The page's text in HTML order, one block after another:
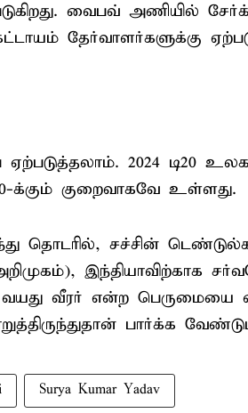
வைபவ் அணியில்
தேர்வாளர்களுக்கு
ஏற்படுத்தலாம். 2024 டி20
20-க்கும் குறைவாகவே உள்ளது.
தொடரில், சச்சின்
இந்தியாவிற்காக
வயது வீரர் என்ற
பார்க்க
Surya Kumar Yadav